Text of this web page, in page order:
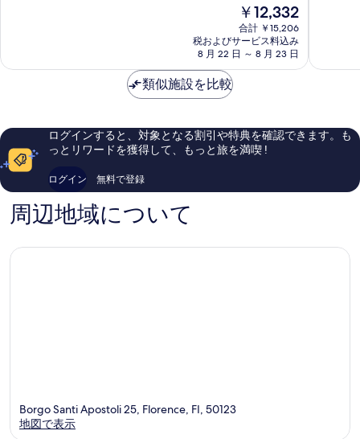
を
る
歴
良
ミ
854
件
件
の
口
コ
現
在
の
料
金
￥12,332
合計 ￥15,206
税およびサービス料込み
8 月 22 日 ～ 8 月 23 日
歴
コ
件
の
類似施設を比較
ログインすると、対象となる割引や特典を確認できます。も
っとリワードを獲得して、もっと旅を満喫 !
ログイン 無料で登録
周辺地域について
Borgo Santi Apostoli 25, Florence, FI, 50123
地図で表示